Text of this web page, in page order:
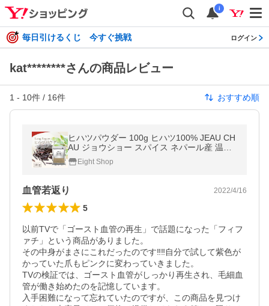
i
毎日引けるくじ 今すぐ挑戦 ログイン
kat********さんの商品レビュー
1 - 10件 / 16件 おすすめ順
ヒハツパウダー 100g ヒハツ100% JEAU CH
AU ジョウショー スパイス ネパール産 温活
選別品 ロングペッパー 香辛料 無添加 無農薬
長胡椒 胡椒 超PayPay祭
Eight Shop
血管若返り 2022/4/16
5
以前TVで「ゴースト血管の再生」で話題になった「フィフ
ァチ」という商品がありました。
その中身がまさにこれだったのです‼‼自分で試して紫色が
かっていた爪もピンクに変わっていきました。
TVの検証では、ゴースト血管がしっかり再生され、毛細血
管が働き始めたのを記憶しています。
入手困難になって忘れていたのですが、この商品を見つけ